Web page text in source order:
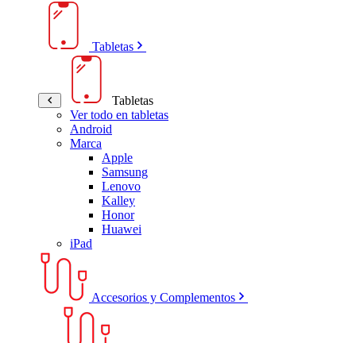
Tabletas
Tabletas
Ver todo en tabletas
Android
Marca
Apple
Samsung
Lenovo
Kalley
Honor
Huawei
iPad
Accesorios y Complementos